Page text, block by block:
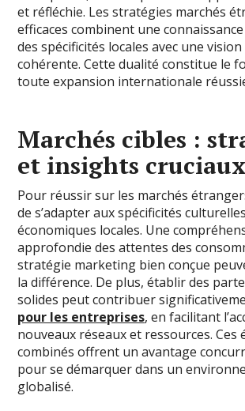
et réfléchie. Les stratégies marchés
efficaces combinent une
des spécificités locales avec une
cohérente. Cette dualité constitue le
toute expansion internationale
Marchés cibles :
et insights cruciaux
Pour réussir sur les marchés
de s’adapter aux spécificités
économiques locales. Une
approfondie des attentes des
stratégie marketing bien conçue
la différence. De plus, établir des
solides peut contribuer
pour les entreprises, en facilitant
nouveaux réseaux et ressources. Ces
combinés offrent un avantage
pour se démarquer dans un
globalisé.